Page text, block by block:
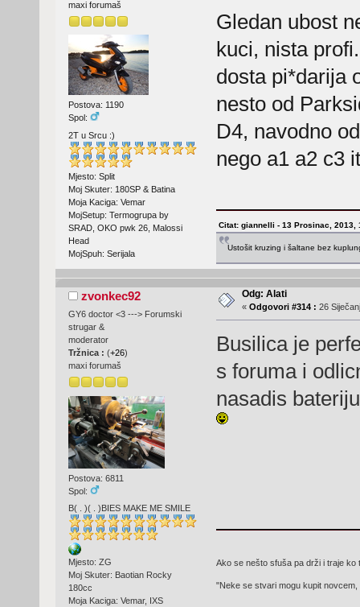
maxi forumaš
Postova: 1190
Spol:
2T u Srcu :)
Mjesto: Split
Moj Skuter: 180SP & Batina
Moja Kaciga: Vemar
MojSetup: Termogrupa by
SRAD, OKO pwk 26, Malossi
Head
MojSpuh: Serijala
Gledan ubost
kuci, nista
dosta pi*darija
nesto od
D4, navodno
nego a1 a2 c3
Citat: giannelli - 13 Prosinac, 2013,
Ustošit kruzing i šaltane bez
zvonkec92
GY6 doctor <3 ---> Forumski
strugar &
moderator
Tržnica : (+26)
maxi forumaš
Postova: 6811
Spol:
B( . )( . )BIES MAKE ME SMILE
Mjesto: ZG
Moj Skuter: Baotian Rocky
180cc
Moja Kaciga: Vemar, IXS
Odg: Alati
« Odgovori #314 : 26
Busilica je
s foruma i
nasadis
Ako se nešto sfuša pa drži i traje
"Neke se stvari mogu kupit